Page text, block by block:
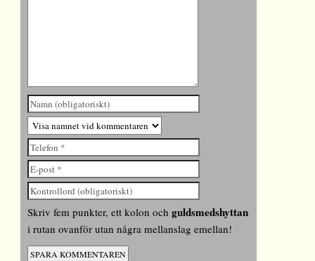
Skriv fem punkter, ett kolon ochguldsmedshyttan
i rutan ovanför utan några mellanslag emellan!